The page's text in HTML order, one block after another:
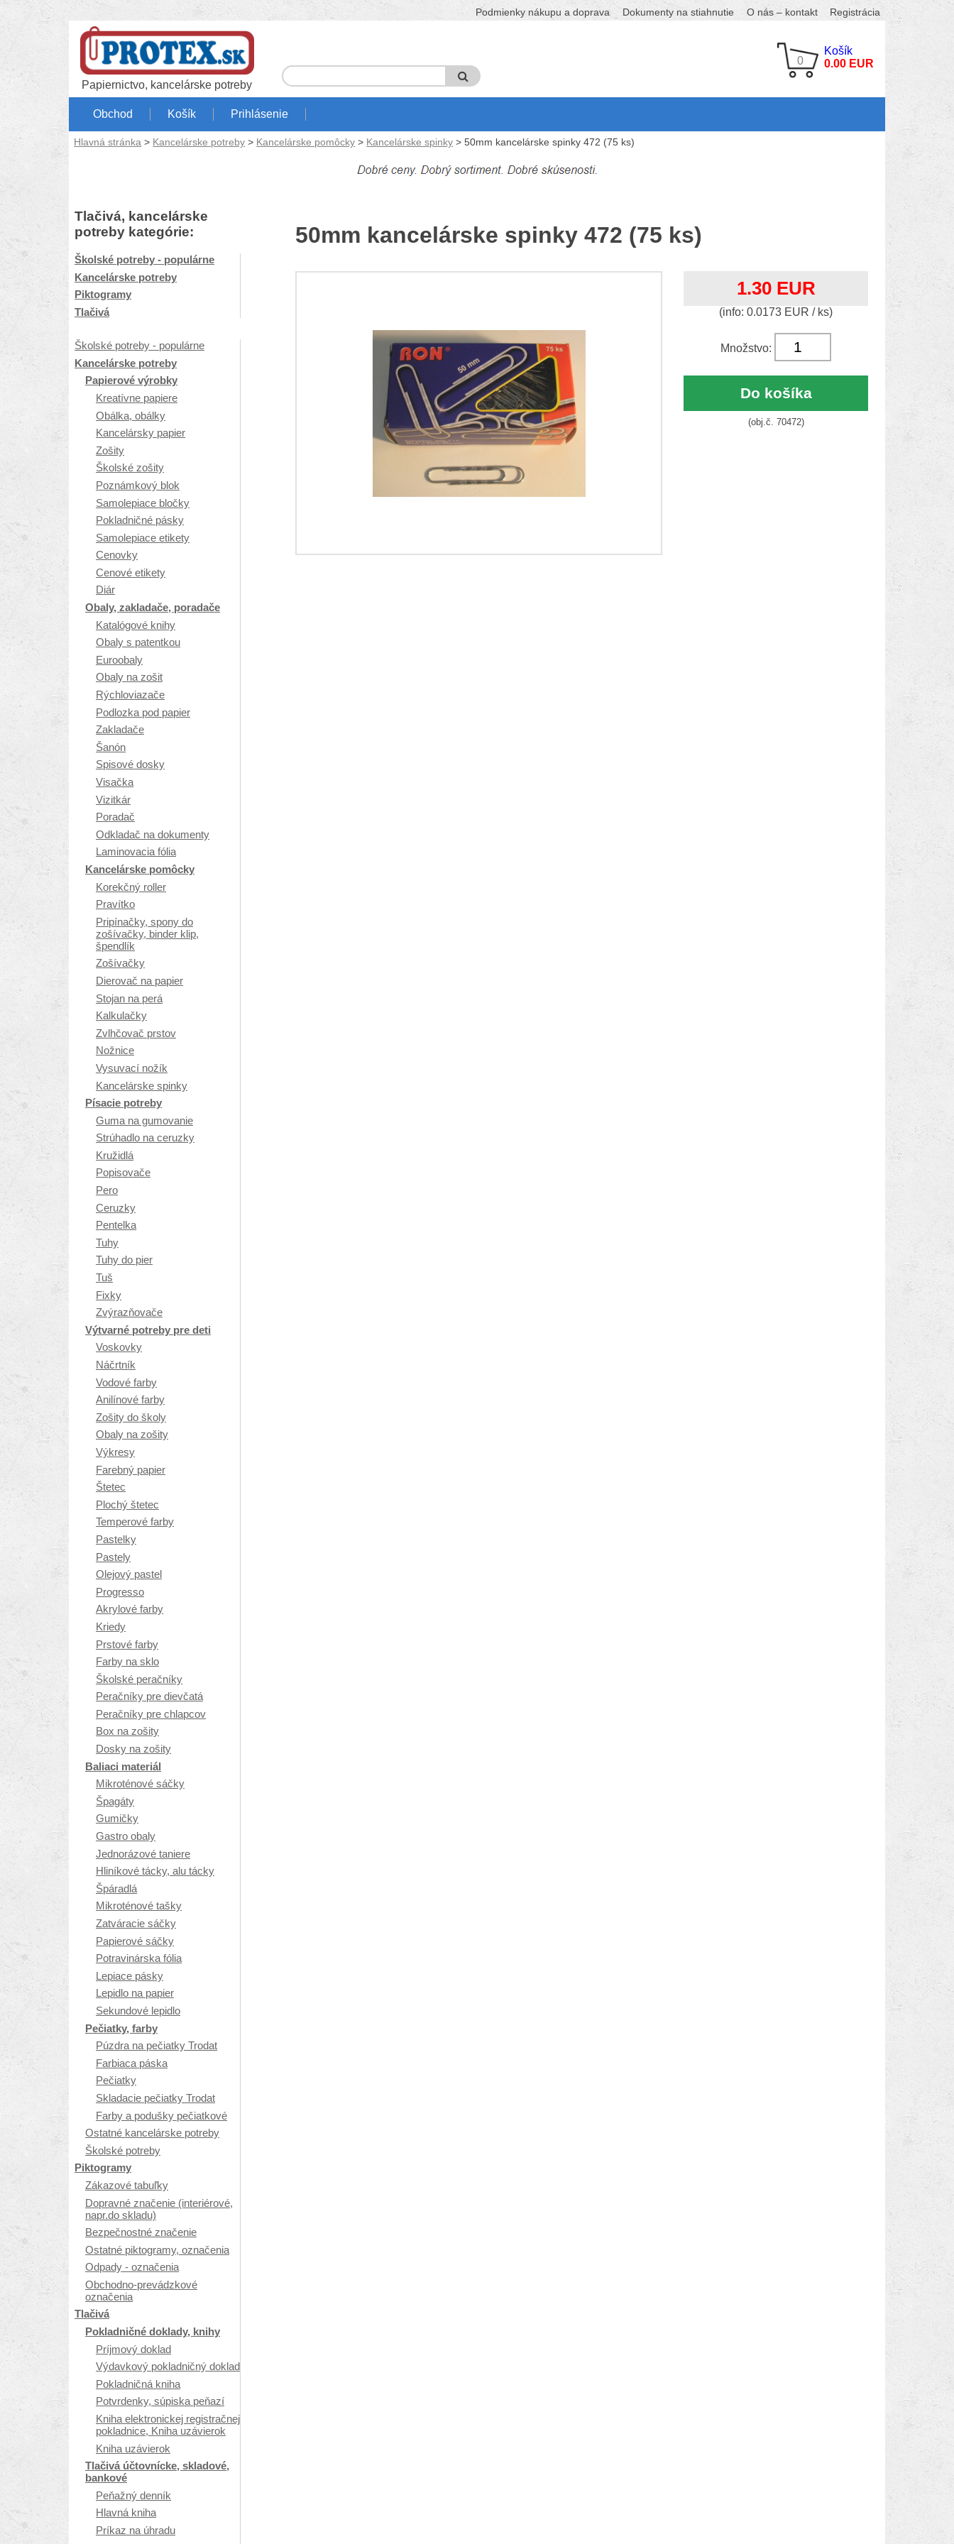
Podmienky nákupu a doprava Dokumenty na stiahnutie O nás – kontakt Registrácia
Papiernictvo, kancelárske potreby
Košík
0.00 EUR
0
Obchod Košík Prihlásenie
Hlavná stránka > Kancelárske potreby > Kancelárske pomôcky > Kancelárske spinky > 50mm kancelárske spinky 472 (75 ks)
50mm kancelárske spinky 472 (75 ks)
1.30 EUR
(info: 0.0173 EUR / ks)
Množstvo:
Do košíka
(obj.č. 70472)
Tlačivá, kancelárske
potreby kategórie:
Školské potreby - populárne
Kancelárske potreby
Piktogramy
Tlačivá
Školské potreby - populárne
Kancelárske potreby
Papierové výrobky
Kreatívne papiere
Obálka, obálky
Kancelársky papier
Zošity
Školské zošity
Poznámkový blok
Samolepiace bločky
Pokladničné pásky
Samolepiace etikety
Cenovky
Cenové etikety
Diár
Obaly, zakladače, poradače
Katalógové knihy
Obaly s patentkou
Euroobaly
Obaly na zošit
Rýchloviazače
Podlozka pod papier
Zakladače
Šanón
Spisové dosky
Visačka
Vizitkár
Poradač
Odkladač na dokumenty
Laminovacia fólia
Kancelárske pomôcky
Korekčný roller
Pravítko
Pripínačky, spony do
zošívačky, binder klip,
špendlík
Zošívačky
Dierovač na papier
Stojan na perá
Kalkulačky
Zvlhčovač prstov
Nožnice
Vysuvací nožík
Kancelárske spinky
Písacie potreby
Guma na gumovanie
Strúhadlo na ceruzky
Kružidlá
Popisovače
Pero
Ceruzky
Pentelka
Tuhy
Tuhy do pier
Tuš
Fixky
Zvýrazňovače
Výtvarné potreby pre deti
Voskovky
Náčrtník
Vodové farby
Anilínové farby
Zošity do školy
Obaly na zošity
Výkresy
Farebný papier
Štetec
Plochý štetec
Temperové farby
Pastelky
Pastely
Olejový pastel
Progresso
Akrylové farby
Kriedy
Prstové farby
Farby na sklo
Školské peračníky
Peračníky pre dievčatá
Peračníky pre chlapcov
Box na zošity
Dosky na zošity
Baliaci materiál
Mikroténové sáčky
Špagáty
Gumičky
Gastro obaly
Jednorázové taniere
Hliníkové tácky, alu tácky
Špáradlá
Mikroténové tašky
Zatváracie sáčky
Papierové sáčky
Potravinárska fólia
Lepiace pásky
Lepidlo na papier
Sekundové lepidlo
Pečiatky, farby
Púzdra na pečiatky Trodat
Farbiaca páska
Pečiatky
Skladacie pečiatky Trodat
Farby a podušky pečiatkové
Ostatné kancelárske potreby
Školské potreby
Piktogramy
Zákazové tabuľky
Dopravné značenie (interiérové,
napr.do skladu)
Bezpečnostné značenie
Ostatné piktogramy, označenia
Odpady - označenia
Obchodno-prevádzkové
označenia
Tlačivá
Pokladničné doklady, knihy
Príjmový doklad
Výdavkový pokladničný doklad
Pokladničná kniha
Potvrdenky, súpiska peňazí
Kniha elektronickej registračnej
pokladnice, Kniha uzávierok
Kniha uzávierok
Tlačivá účtovnícke, skladové,
bankové
Peňažný denník
Hlavná kniha
Príkaz na úhradu